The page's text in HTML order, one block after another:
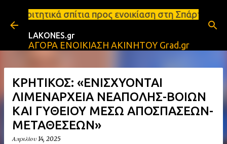
Μετάβαση στο κύριο περιεχόμενο
προς ενοικίαση στη Σπάρτη Ενοικιάσεις
LAKONES.gr
ΑΓΟΡΑ ΕΝΟΙΚΙΑΣΗ ΑΚΙΝΗΤΟΥ Grad.gr
ΚΡΗΤΙΚΟΣ: «ΕΝΙΣΧΥΟΝΤΑΙ
ΛΙΜΕΝΑΡΧΕΙΑ ΝΕΑΠΟΛΗΣ-ΒΟΙΩΝ
ΚΑΙ ΓΥΘΕΙΟΥ ΜΕΣΩ ΑΠΟΣΠΑΣΕΩΝ-
ΜΕΤΑΘΕΣΕΩΝ»
Απριλίου 14, 2025